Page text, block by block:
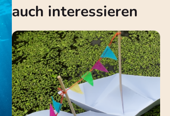
auch interessieren